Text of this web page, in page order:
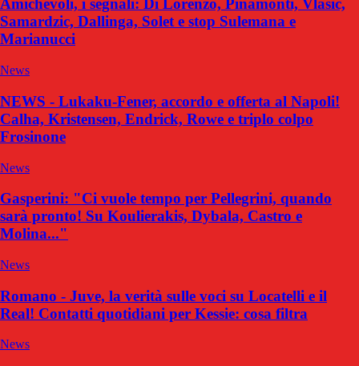
Amichevoli, i segnali: Di Lorenzo, Pinamonti, Vlasic,
Samardzic, Dallinga, Solet e stop Sulemana e
Marianucci
News
NEWS - Lukaku-Fener, accordo e offerta al Napoli!
Calha, Kristensen, Endrick, Rowe e triplo colpo
Frosinone
News
Gasperini: "Ci vuole tempo per Pellegrini, quando
sarà pronto! Su Koulierakis, Dybala, Castro e
Molina..."
News
Romano - Juve, la verità sulle voci su Locatelli e il
Real! Contatti quotidiani per Kessie: cosa filtra
News